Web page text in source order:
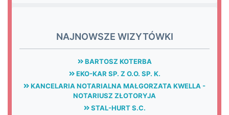
NAJNOWSZE WIZYTÓWKI
BARTOSZ KOTERBA
EKO-KAR SP. Z O.O. SP. K.
KANCELARIA NOTARIALNA MAŁGORZATA KWELLA -
NOTARIUSZ ZŁOTORYJA
STAL-HURT S.C.